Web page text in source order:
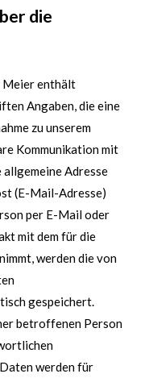
die
enthält
Angaben, die eine
zu unserem
Kommunikation mit
allgemeine Adresse
(E-Mail-Adresse)
per E-Mail oder
mit dem für die
werden die von
gespeichert.
betroffenen Person
werden für